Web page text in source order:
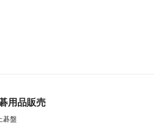
用品販売
碁盤